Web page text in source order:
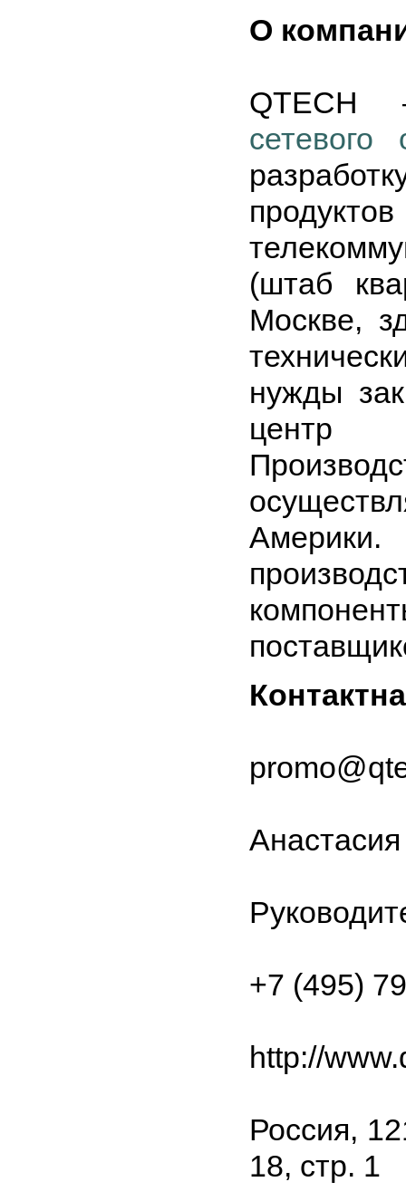
О
QTECH
сетевого
(штаб
Москве,
нужды
центр
+7 (495)
http://
Россия,
18, стр. 1